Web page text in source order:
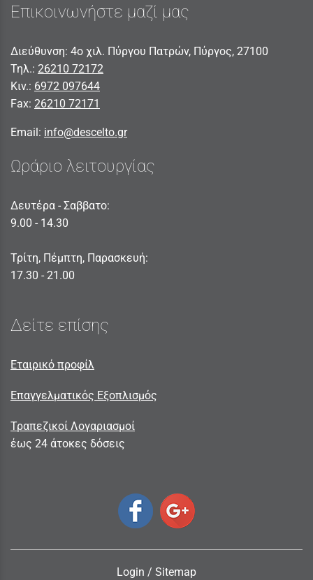
Επικοινωνήστε μαζί μας
Διεύθυνση: 4ο χιλ. Πύργου Πατρών, Πύργος, 27100
Τηλ.: 26210 72172
Κιν.: 6972 097644
Fax: 26210 72171
Email: info@descelto.gr
Ωράριο λειτουργίας
Δευτέρα - Σαββατο:
9.00 - 14.30
Τρίτη, Πέμπτη, Παρασκευή:
17.30 - 21.00
Δείτε επίσης
Εταιρικό προφίλ
Επαγγελματικός Εξοπλισμός
Τραπεζικοί Λογαριασμοί
έως 24 άτοκες δόσεις
Login / Sitemap